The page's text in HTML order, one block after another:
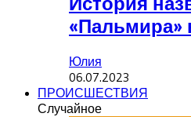
«Пальмира»
Юлия
06.07.2023
ПРОИСШЕСТВИЯ
Случайное